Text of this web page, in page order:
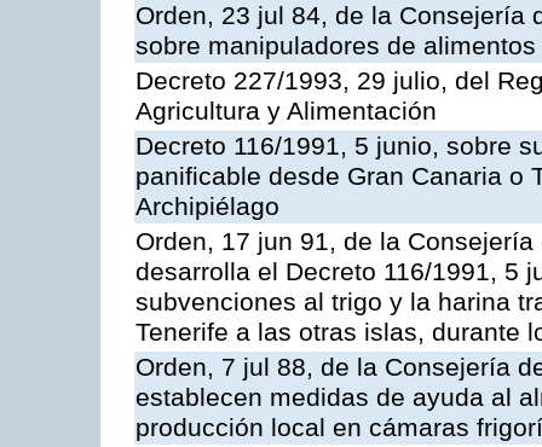
Orden, 23 jul 84, de la Consejería
sobre manipuladores de alimentos
Decreto 227/1993, 29 julio, del
Agricultura y Alimentación
Decreto 116/1991, 5 junio, sobre
panificable desde Gran Canaria o
Archipiélago
Orden, 17 jun 91, de la
desarrolla el Decreto 116/1991, 5
subvenciones al trigo y la harina
Tenerife a las otras islas, durante
Orden, 7 jul 88, de la Consejería
establecen medidas de ayuda al
producción local en cámaras